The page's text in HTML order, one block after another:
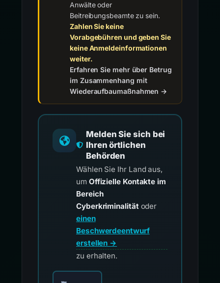
Anwälte oder
Beitreibungsbeamte zu sein.
Zahlen Sie keine
Vorabgebühren und geben Sie
keine Anmeldeinformationen
weiter.
Erfahren Sie mehr über Betrug
im Zusammenhang mit
Wiederaufbaumaßnahmen →
Melden Sie sich bei
Ihren örtlichen
Behörden
Wählen Sie Ihr Land aus,
um Offizielle Kontakte im
Bereich
Cyberkriminalitätoder
einen
Beschwerdeentwurf
erstellen →
zu erhalten.
Wählen Sie Ihr Land für offizielle